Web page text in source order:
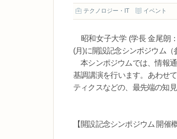
テクノロジー・IT イベント
昭和女子大学 (学長 金尾朗
(月)に開設記念シンポジウム（
本シンポジウムでは、情報
基調講演を行います。あわせ
ティクスなどの、最先端の知
【開設記念シンポジウム 開催概